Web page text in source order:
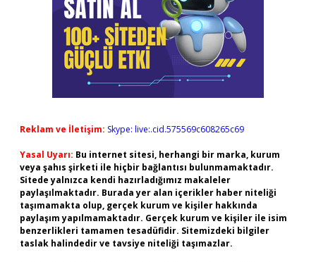
Reklam ve İletişim: Skype: live:.cid.575569c608265c69
Yasal Uyarı: Bu internet sitesi, herhangi bir marka, kurum
veya şahıs şirketi ile hiçbir bağlantısı bulunmamaktadır.
Sitede yalnızca kendi hazırladığımız makaleler
paylaşılmaktadır. Burada yer alan içerikler haber niteliği
taşımamakta olup, gerçek kurum ve kişiler hakkında
paylaşım yapılmamaktadır. Gerçek kurum ve kişiler ile isim
benzerlikleri tamamen tesadüfidir. Sitemizdeki bilgiler
taslak halindedir ve tavsiye niteliği taşımazlar.